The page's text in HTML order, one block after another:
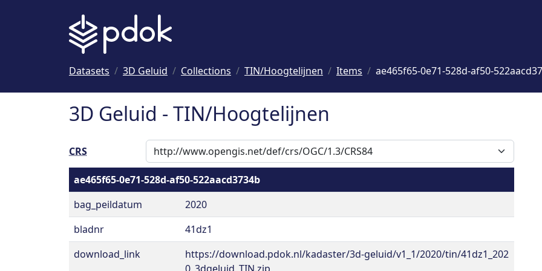
Datasets 3D Geluid Collections TIN/Hoogtelijnen Items ae465f65-0e71-528d-af50-
3D Geluid - TIN/Hoogtelijnen
CRS
ae465f65-0e71-528d-af50-522aacd3734b
bag_peildatum
2020
bladnr
41dz1
download_link
https://download.pdok.nl/kadaster/3d-geluid/v1_1/2020/tin/41dz1_202